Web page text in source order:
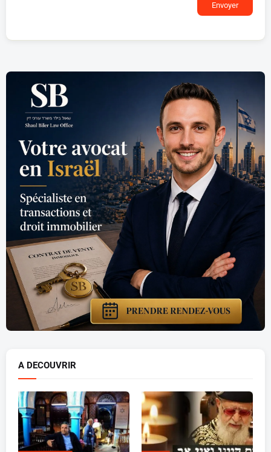
Envoyer
A DECOUVRIR